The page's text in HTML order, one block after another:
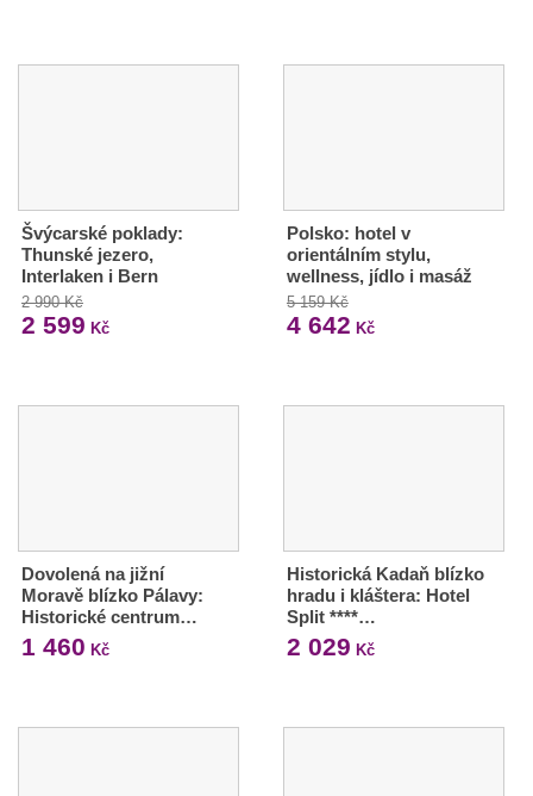
Švýcarské poklady:
Thunské jezero,
Interlaken i Bern
2 990 Kč
2 599 Kč
Polsko: hotel v
orientálním stylu,
wellness, jídlo i masáž
5 159 Kč
4 642 Kč
Dovolená na jižní
Moravě blízko Pálavy:
Historické centrum…
1 460 Kč
Historická Kadaň blízko
hradu i kláštera: Hotel
Split ****…
2 029 Kč